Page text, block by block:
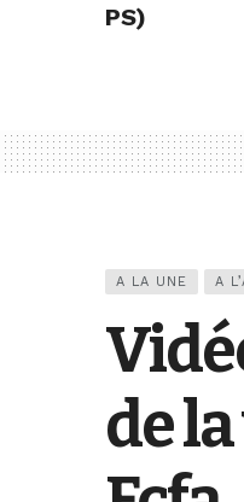
PS)
A LA UNE A
de